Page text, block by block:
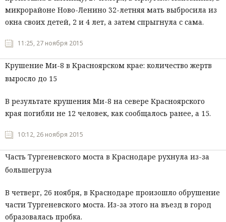
микрорайоне Ново-Ленино 32-летняя мать выбросила из
окна своих детей, 2 и 4 лет, а затем спрыгнула с сама.
11:25, 27 ноября 2015
Крушение Ми-8 в Красноярском крае: количество жертв
выросло до 15
В результате крушения Ми-8 на севере Красноярского
края погибли не 12 человек, как сообщалось ранее, а 15.
10:12, 26 ноября 2015
Часть Тургеневского моста в Краснодаре рухнула из-за
большегруза
В четверг, 26 ноября, в Краснодаре произошло обрушение
части Тургеневского моста. Из-за этого на въезд в город
образовалась пробка.